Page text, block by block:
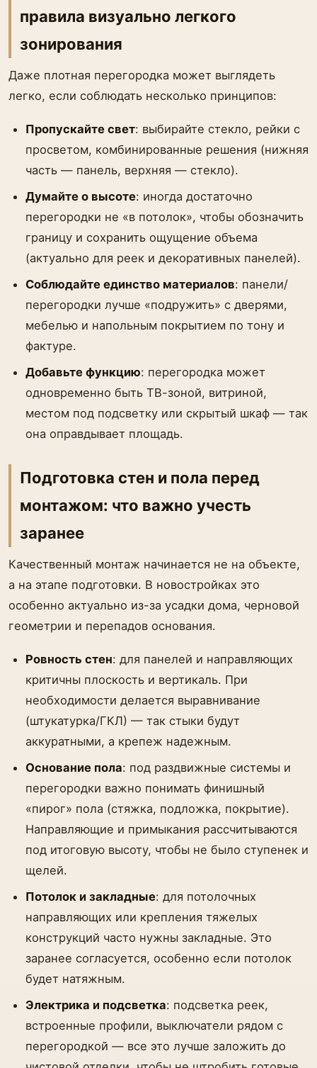
правила визуально легкого
зонирования
Даже плотная перегородка может выглядеть
легко, если соблюдать несколько принципов:
Пропускайте свет: выбирайте стекло, рейки с
просветом, комбинированные решения (нижняя
часть — панель, верхняя — стекло).
Думайте о высоте: иногда достаточно
перегородки не «в потолок», чтобы обозначить
границу и сохранить ощущение объема
(актуально для реек и декоративных панелей).
Соблюдайте единство материалов: панели/
перегородки лучше «подружить» с дверями,
мебелью и напольным покрытием по тону и
фактуре.
Добавьте функцию: перегородка может
одновременно быть ТВ-зоной, витриной,
местом под подсветку или скрытый шкаф — так
она оправдывает площадь.
Подготовка стен и пола перед
монтажом: что важно учесть
заранее
Качественный монтаж начинается не на объекте,
а на этапе подготовки. В новостройках это
особенно актуально из-за усадки дома, черновой
геометрии и перепадов основания.
Ровность стен: для панелей и направляющих
критичны плоскость и вертикаль. При
необходимости делается выравнивание
(штукатурка/ГКЛ) — так стыки будут
аккуратными, а крепеж надежным.
Основание пола: под раздвижные системы и
перегородки важно понимать финишный
«пирог» пола (стяжка, подложка, покрытие).
Направляющие и примыкания рассчитываются
под итоговую высоту, чтобы не было ступенек и
щелей.
Потолок и закладные: для потолочных
направляющих или крепления тяжелых
конструкций часто нужны закладные. Это
заранее согласуется, особенно если потолок
будет натяжным.
Электрика и подсветка: подсветка реек,
встроенные профили, выключатели рядом с
перегородкой — все это лучше заложить до